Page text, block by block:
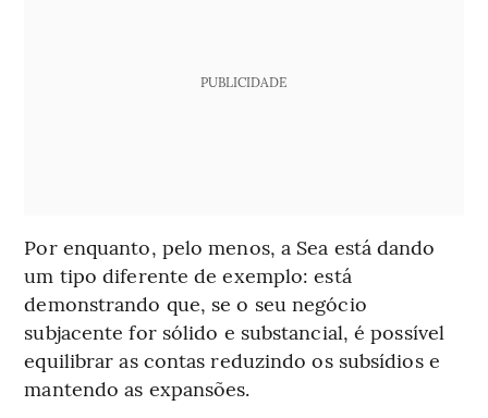
PUBLICIDADE
Por enquanto, pelo menos, a Sea está dando
um tipo diferente de exemplo: está
demonstrando que, se o seu negócio
subjacente for sólido e substancial, é possível
equilibrar as contas reduzindo os subsídios e
mantendo as expansões.